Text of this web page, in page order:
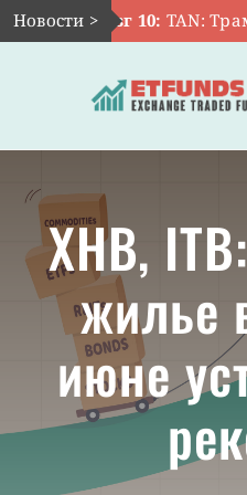
Skip
to
Новости >Авг 10:TAN: Трамп
ГЛАВНАЯ
ЧТО ТАКОЕ ETF
ИНВЕСТИЦИИ В ETF
ТЕМАТИЧЕСКИЕ ETF
АКТУАЛЬНЫЕ
XHB,
жилье
июне